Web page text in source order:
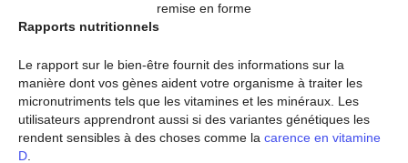
remise en forme
Rapports nutritionnels
Le rapport sur le bien-être fournit des informations sur la
manière dont vos gènes aident votre organisme à traiter les
micronutriments tels que les vitamines et les minéraux. Les
utilisateurs apprendront aussi si des variantes génétiques les
rendent sensibles à des choses comme la carence en vitamine
D.